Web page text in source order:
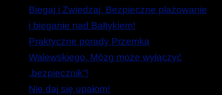
Biegaj i Zwiedzaj. Bezpieczne plażowanie
i bieganie nad Bałtykiem!
Praktyczne porady Przemka
Walewskiego. Mózg może wyłączyć
„bezpiecznik”!
Nie daj się upałom!